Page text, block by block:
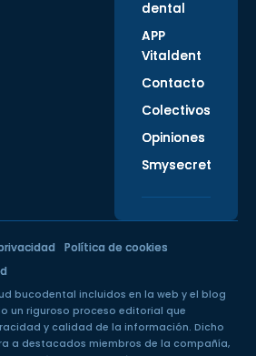
dental
APP
Vitaldent
Contacto
Colectivos
Opiniones
Smysecret
Política de cookies
bucodental incluidos en la web y el blog
un riguroso proceso editorial que
y calidad de la información. Dicho
a destacados miembros de la compañía,